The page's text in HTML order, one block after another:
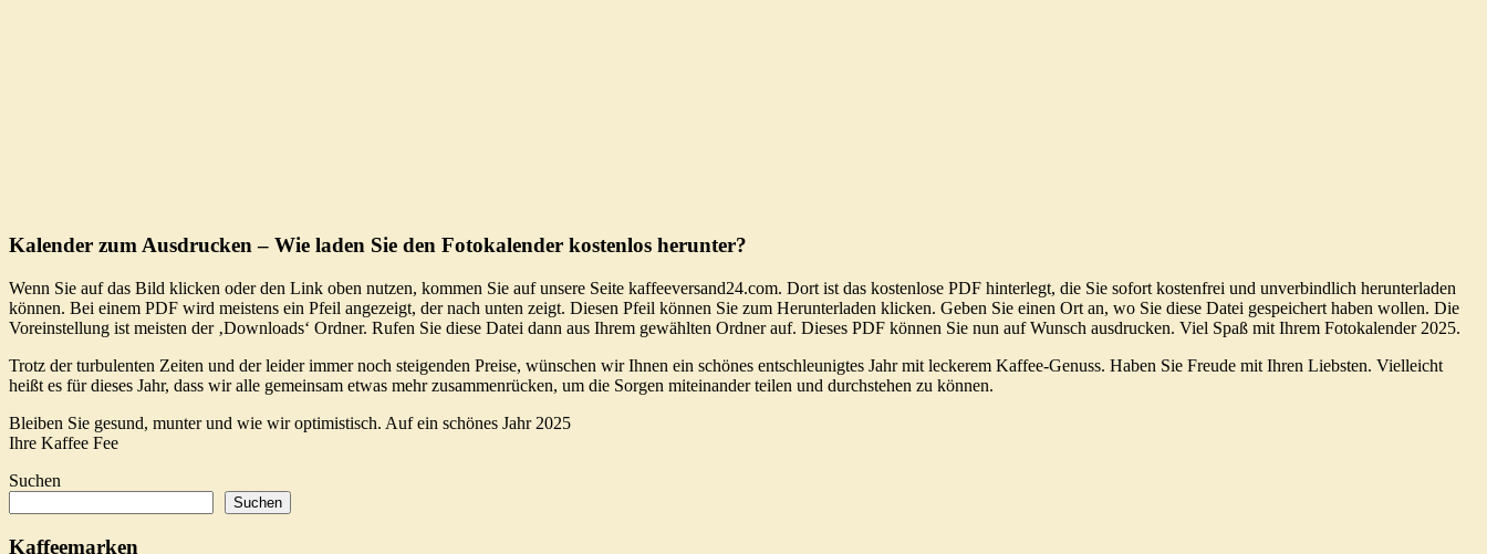
Kalender zum Ausdrucken – Wie laden Sie den Fotokalender kostenlos herunter?
Wenn Sie auf das Bild klicken oder den Link oben nutzen, kommen Sie auf unsere Seite kaffeeversand24.com. Dort ist das kostenlose PDF hinterlegt, die Sie sofort kostenfrei und unverbindlich herunterladen
können. Bei einem PDF wird meistens ein Pfeil angezeigt, der nach unten zeigt. Diesen Pfeil können Sie zum Herunterladen klicken. Geben Sie einen Ort an, wo Sie diese Datei gespeichert haben wollen. Die
Voreinstellung ist meisten der ‚Downloads‘ Ordner. Rufen Sie diese Datei dann aus Ihrem gewählten Ordner auf. Dieses PDF können Sie nun auf Wunsch ausdrucken. Viel Spaß mit Ihrem Fotokalender 2025.
Trotz der turbulenten Zeiten und der leider immer noch steigenden Preise, wünschen wir Ihnen ein schönes entschleunigtes Jahr mit leckerem Kaffee-Genuss. Haben Sie Freude mit Ihren Liebsten. Vielleicht
heißt es für dieses Jahr, dass wir alle gemeinsam etwas mehr zusammenrücken, um die Sorgen miteinander teilen und durchstehen zu können.
Bleiben Sie gesund, munter und wie wir optimistisch. Auf ein schönes Jahr 2025
Ihre Kaffee Fee
Suchen
Suchen
Kaffeemarken